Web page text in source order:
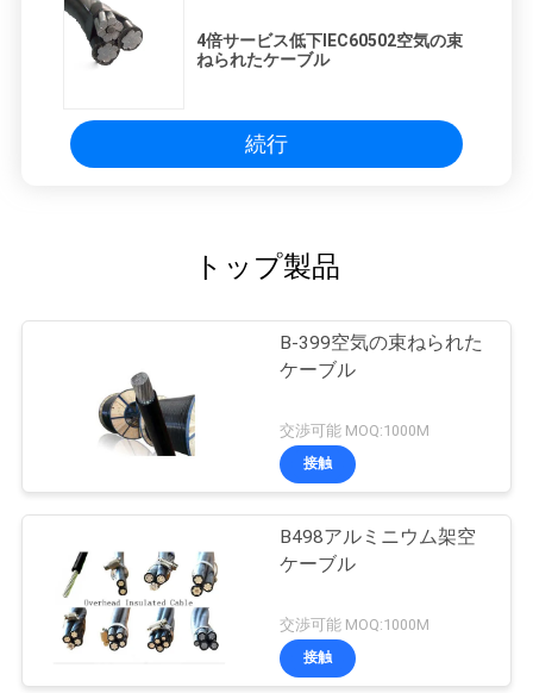
4倍サービス低下IEC60502空気の束
ねられたケーブル
続行
トップ製品
B-399空気の束ねられた
ケーブル
交渉可能 MOQ:1000M
接触
B498アルミニウム架空
ケーブル
交渉可能 MOQ:1000M
接触